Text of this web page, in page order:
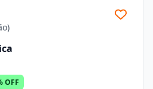
OFF